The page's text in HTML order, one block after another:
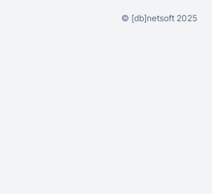
© [db]netsoft2025